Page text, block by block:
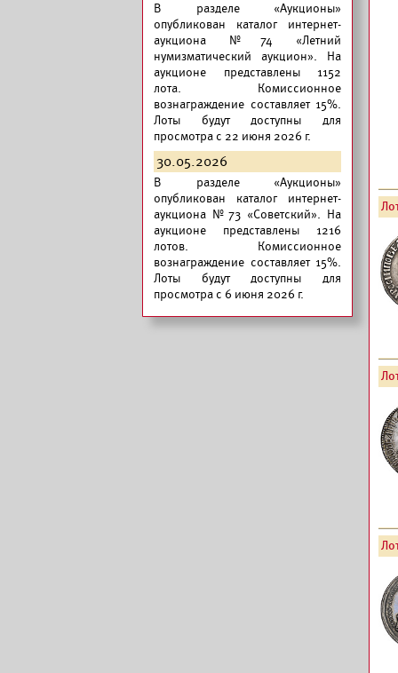
В разделе «Аукционы»
опубликован каталог интернет-
аукциона №74 «Летний
нумизматический аукцион». На
аукционе представлены 1152
лота. Комиссионное
вознаграждение составляет 15%.
Лоты будут доступны для
просмотра с 22 июня 2026 г.
30.05.2026
В разделе «Аукционы»
опубликован каталог интернет-
аукциона №73 «Советский». На
аукционе представлены 1216
лотов. Комиссионное
вознаграждение составляет 15%.
Лоты будут доступны для
просмотра с 6 июня 2026 г.